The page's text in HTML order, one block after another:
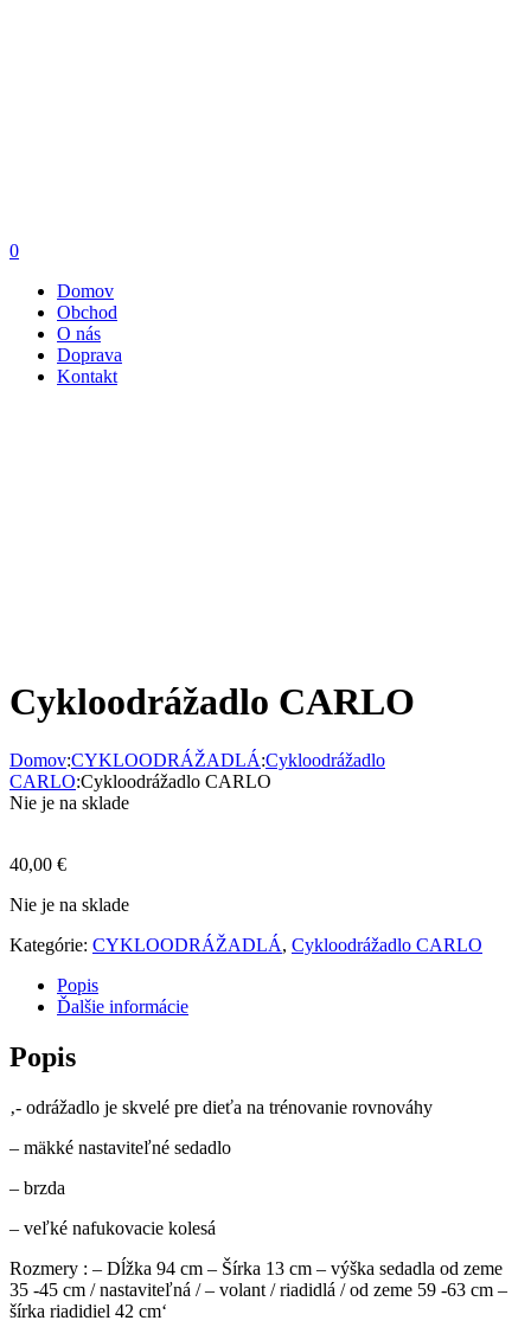
0
Domov
Obchod
O nás
Doprava
Kontakt
Cykloodrážadlo CARLO
Domov:CYKLOODRÁŽADLÁ:Cykloodrážadlo
CARLO:Cykloodrážadlo CARLO
Nie je na sklade
40,00 €
Nie je na sklade
Kategórie: CYKLOODRÁŽADLÁ, Cykloodrážadlo CARLO
Popis
Ďalšie informácie
Popis
‚- odrážadlo je skvelé pre dieťa na trénovanie rovnováhy
– mäkké nastaviteľné sedadlo
– brzda
– veľké nafukovacie kolesá
Rozmery : – Dĺžka 94 cm – Šírka 13 cm – výška sedadla od zeme
35 -45 cm / nastaviteľná / – volant / riadidlá / od zeme 59 -63 cm –
šírka riadidiel 42 cm‘